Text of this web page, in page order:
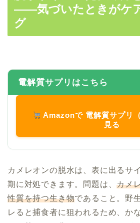
——気づいたときがケ
グ
電解質サプリはこちら
Amazonで 電解質サプリ
見る
カメレオンの脱水は、表に出るサ
期に対処できます。問題は、カメ
性質を持つ生き物であること。野
レると捕食者に狙われるため、か